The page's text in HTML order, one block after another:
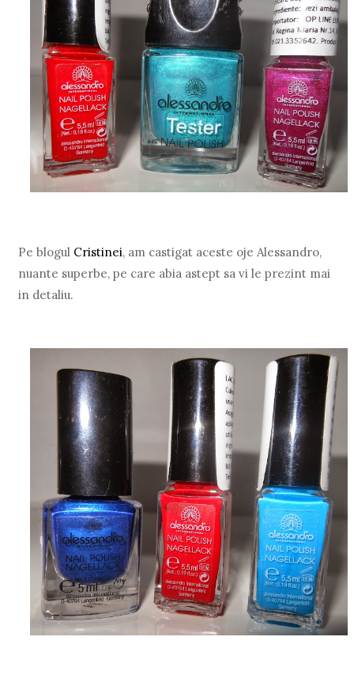
Pe blogul Cristinei, am castigat aceste oje Alessandro,
nuante superbe, pe care abia astept sa vi le prezint mai
in detaliu.